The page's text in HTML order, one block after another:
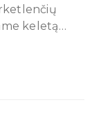
keletą…